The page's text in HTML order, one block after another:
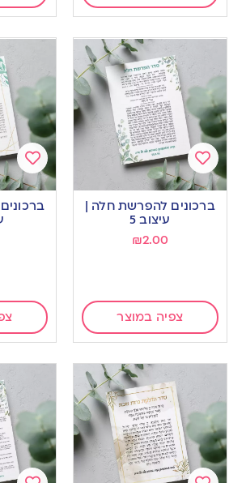
Add
to
wishlist
ברכונים להפרשת חלה |
עיצוב 5
₪2.00
צפיה במוצר
Add
to
wishlist